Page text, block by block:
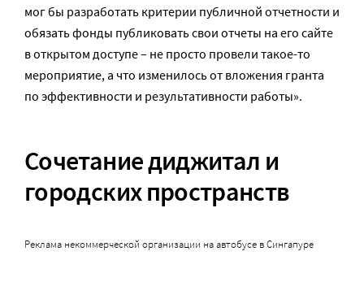
мог бы разработать критерии публичной отчетности и
обязать фонды публиковать свои отчеты на его сайте
в открытом доступе – не просто провели такое-то
мероприятие, а что изменилось от вложения гранта
по эффективности и результативности работы».
Сочетание диджитал и
городских пространств
Реклама некоммерческой организации на автобусе в Сингапуре